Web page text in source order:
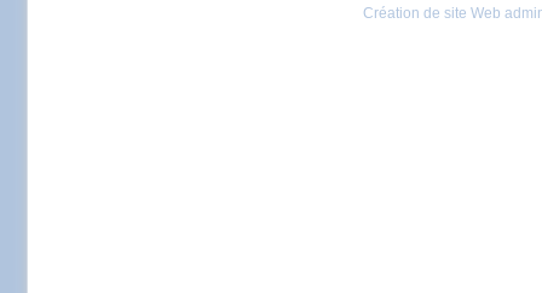
Création de site Web